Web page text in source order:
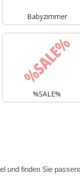
Babyzimmer
%SALE%
und finden Sie